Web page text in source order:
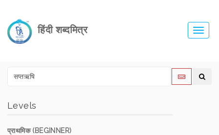
हिंदी शब्दमित्र
Levels
प्राथमिक (BEGINNER)